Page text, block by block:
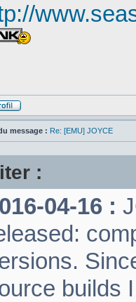
message : Re: [EMU] JOYCE
:
04-16 :
builds